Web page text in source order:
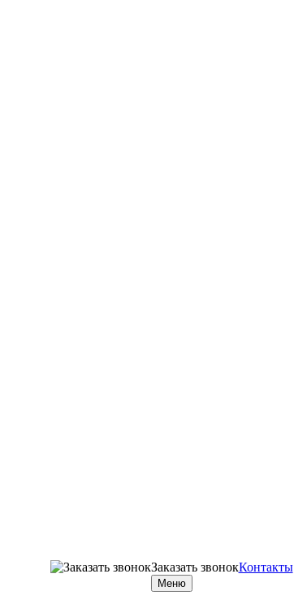
Заказать звонокКонтакты
Меню